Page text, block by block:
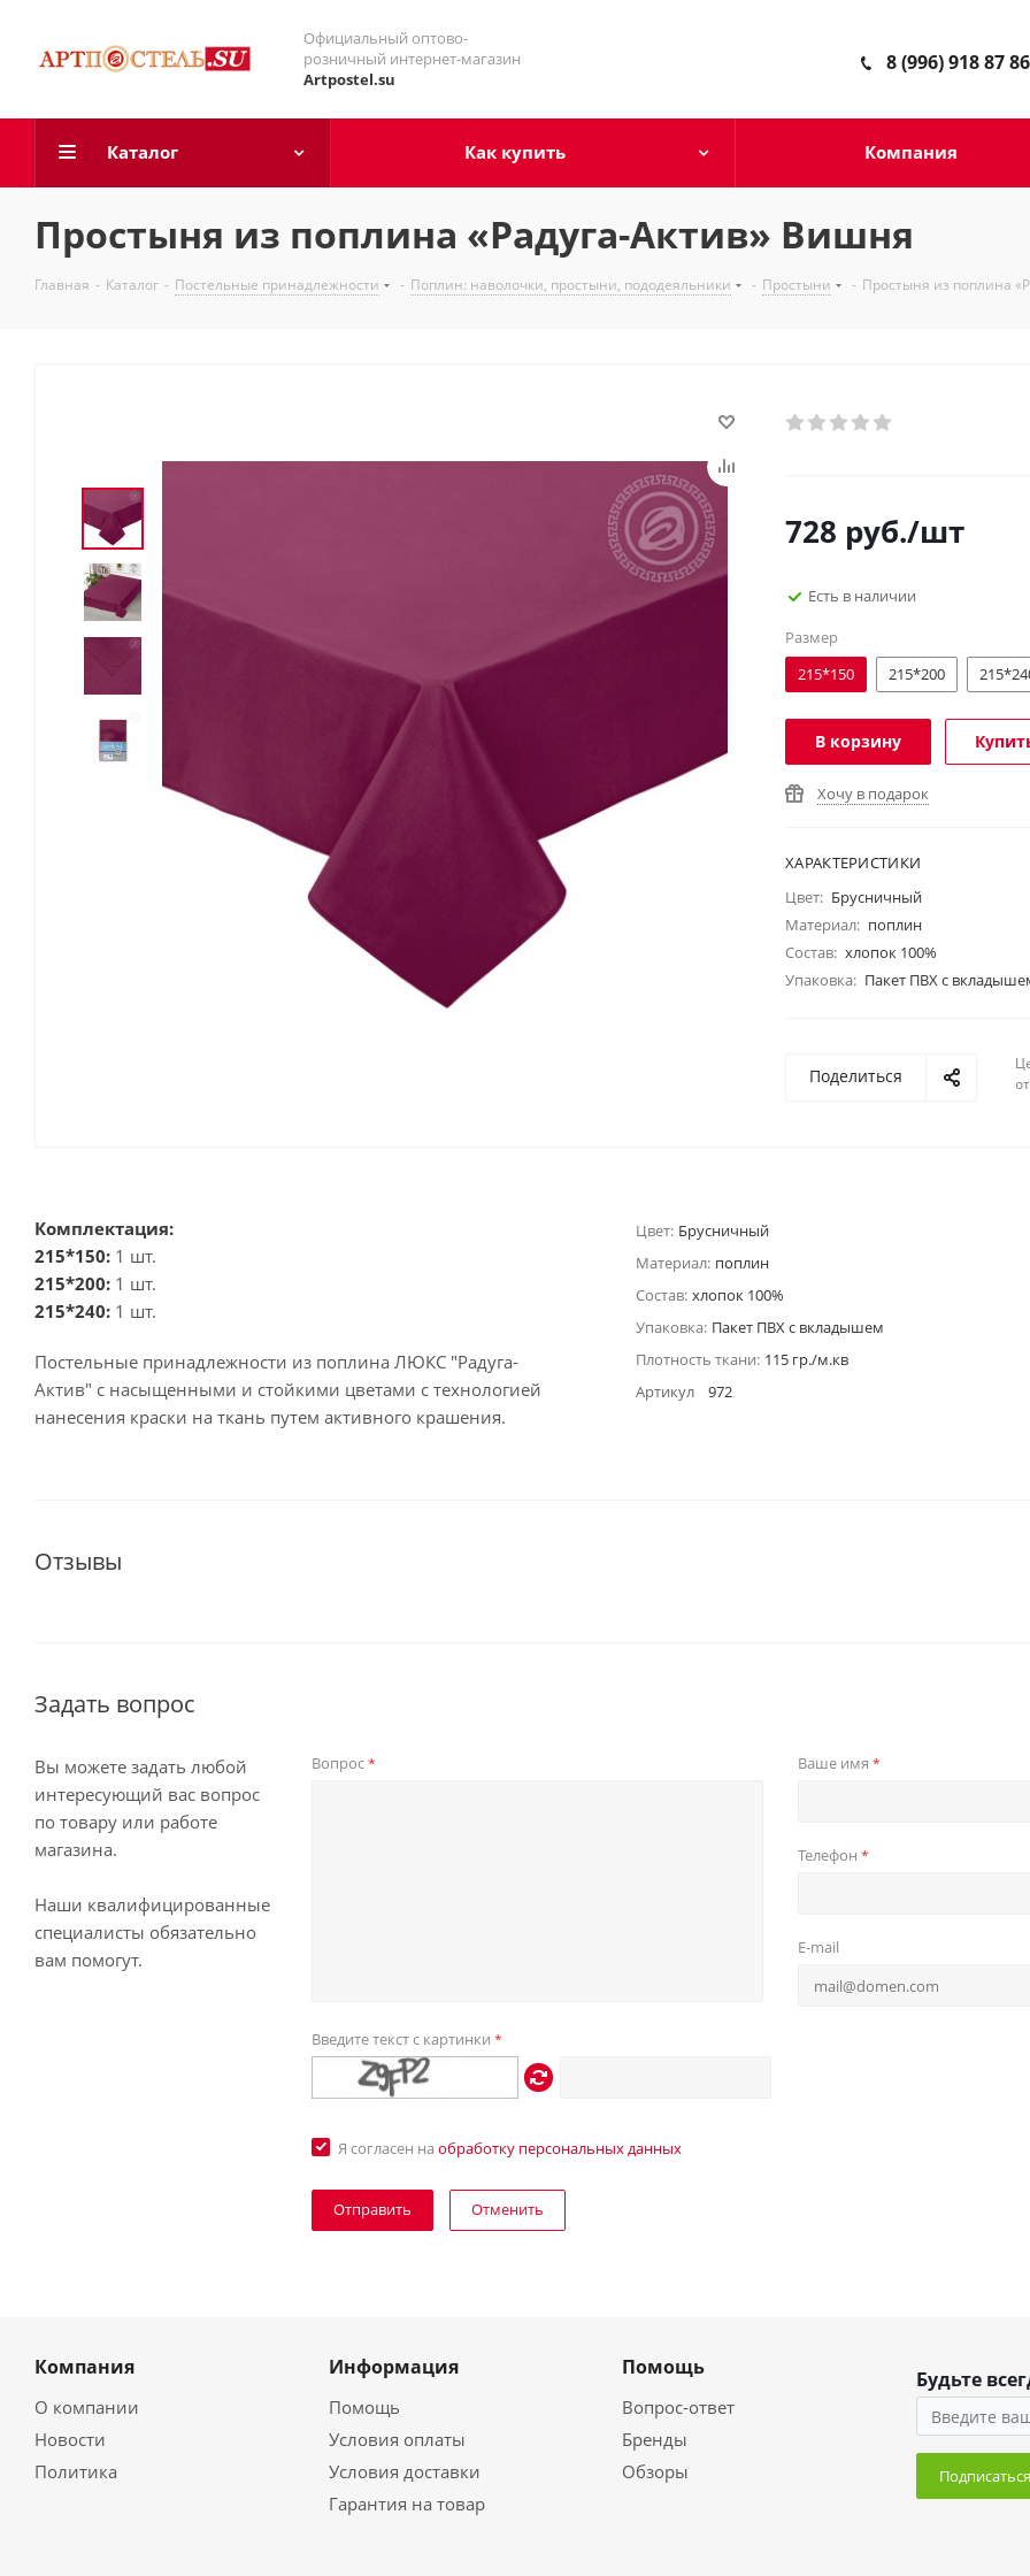
Официальный оптово-
розничный интернет-магазин
Artpostel.su
8 (996) 918 87 86
Каталог Как купить Компания
Простыня из поплина «Радуга-Актив» Вишня
Главная - Каталог - Постельные принадлежности - Поплин: наволочки, простыни, пододеяльники - Простыни - Простыня из поплина
728 руб./шт
Есть в наличии
Размер
215*150
215*200
В корзину
Хочу в подарок
ХАРАКТЕРИСТИКИ
Цвет: Брусничный
Материал: поплин
Состав: хлопок 100%
Упаковка: Пакет ПВХ с
Поделиться
Комплектация:
215*150: 1 шт.
215*200: 1 шт.
215*240: 1 шт.
Постельные принадлежности из поплина ЛЮКС "Радуга-
Актив" с насыщенными и стойкими цветами с технологией
нанесения краски на ткань путем активного крашения.
Цвет: Брусничный
Материал: поплин
Состав: хлопок 100%
Упаковка: Пакет ПВХ с вкладышем
Плотность ткани: 115 гр./м.кв
Артикул
972
Отзывы
Задать вопрос
Вы можете задать любой
интересующий вас вопрос
по товару или работе
магазина.
Наши квалифицированные
специалисты обязательно
вам помогут.
Вопрос* Ваше имя *
Телефон *
E-mail
Введите текст с картинки*
Я согласен наобработку персональных данных
Отменить
Компания
О компании
Новости
Политика
Информация
Помощь
Условия оплаты
Условия доставки
Гарантия на товар
Помощь
Вопрос-ответ
Бренды
Обзоры
Будьте
Подписаться